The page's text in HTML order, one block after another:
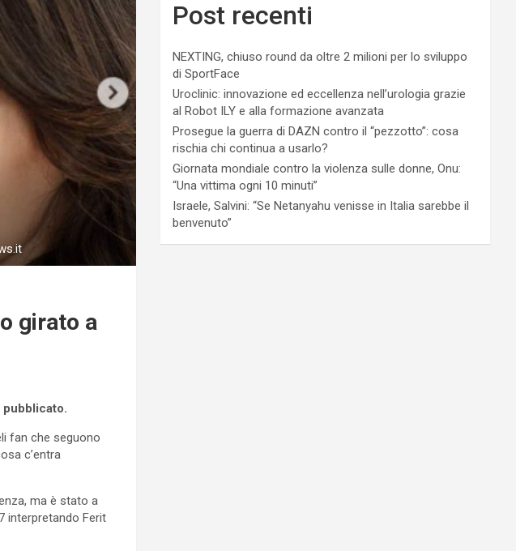
girato a
pubblicato.
fan che seguono
c’entra
ma è stato a
interpretando Ferit
Post recenti
NEXTING, chiuso round da oltre 2 milioni per lo sviluppo
di SportFace
Uroclinic: innovazione ed eccellenza nell’urologia grazie
al Robot ILY e alla formazione avanzata
Prosegue la guerra di DAZN contro il “pezzotto”: cosa
rischia chi continua a usarlo?
Giornata mondiale contro la violenza sulle donne, Onu:
“Una vittima ogni 10 minuti”
Israele, Salvini: “Se Netanyahu venisse in Italia sarebbe il
benvenuto”